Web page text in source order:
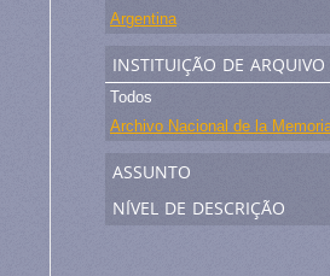
Argentina
instituição de arquivo
Todos
Archivo Nacional de la
assunto
nível de descrição